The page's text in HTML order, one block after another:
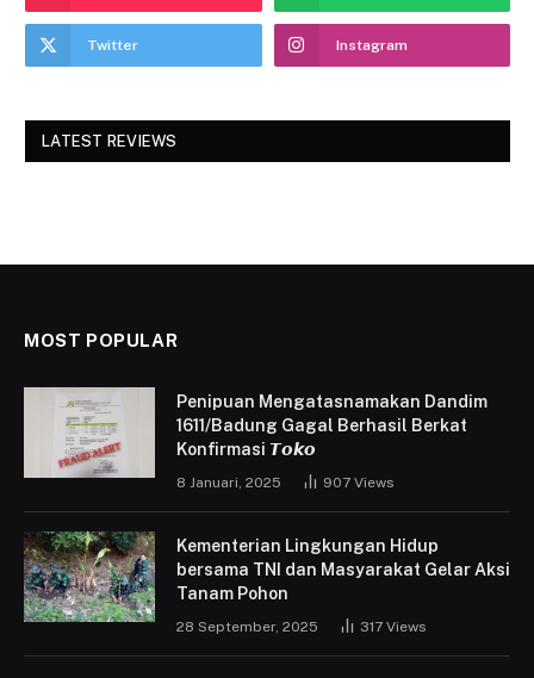
Twitter Instagram
LATEST REVIEWS
MOST POPULAR
Penipuan Mengatasnamakan Dandim
1611/Badung Gagal Berhasil Berkat
Konfirmasi 𝙏𝙤𝙠𝙤
8 Januari, 2025 907 Views
Kementerian Lingkungan Hidup
bersama TNI dan Masyarakat Gelar Aksi
Tanam Pohon
28 September, 2025 317 Views